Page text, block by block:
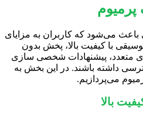
پرمیوم
باعث می‌شود که کاربران به مزایای
با کیفیت بالا، پخش بدون
متعدد، پیشنهادات شخصی سازی
داشته باشند. در این بخش به
می‌پردازیم.
بالا